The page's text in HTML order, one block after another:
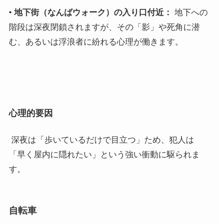
• 地下街（なんばウォーク）の入り口付近： 地下への
階段は深夜閉鎖されますが、その「影」や死角に潜
む、あるいは浮浪者に紛れる心理が働きます。
心理的要因
深夜は「歩いているだけで目立つ」ため、犯人は
「早く屋内に隠れたい」という強い衝動に駆られま
す。
自転車